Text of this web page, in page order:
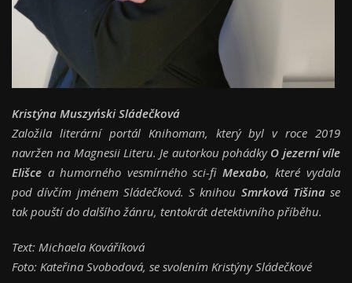
Kristýna Muszyński Sládečková
Založila literární portál Knihomam, který byl v roce 2019
navržen na Magnesii Literu. Je autorkou pohádky O jezerní víle
Elišce a humorného vesmírného sci-fi Mexabo, které vydala
pod dívčím jménem Sládečková. S knihou Smrková Tišinase
tak pouští do dalšího žánru, tentokrát detektivního příběhu.
Text: Michaela Kováříková
Foto: Kateřina Svobodová, se svolením Kristýny Sládečkové